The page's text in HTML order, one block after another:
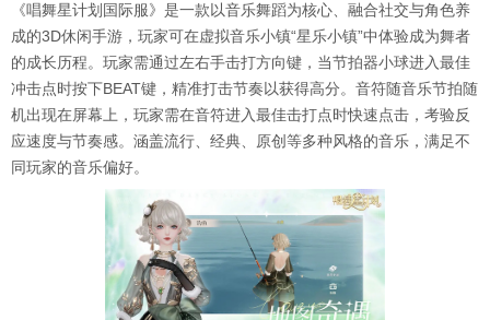
《唱舞星计划国际服》是一款以音乐舞蹈为核心、融合社交与角色养
成的3D休闲手游，玩家可在虚拟音乐小镇“星乐小镇”中体验成为舞者
的成长历程。玩家需通过左右手击打方向键，当节拍器小球进入最佳
冲击点时按下BEAT键，精准打击节奏以获得高分。音符随音乐节拍随
机出现在屏幕上，玩家需在音符进入最佳击打点时快速点击，考验反
应速度与节奏感。涵盖流行、经典、原创等多种风格的音乐，满足不
同玩家的音乐偏好。